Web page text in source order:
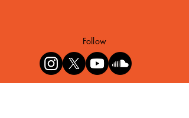
Follow